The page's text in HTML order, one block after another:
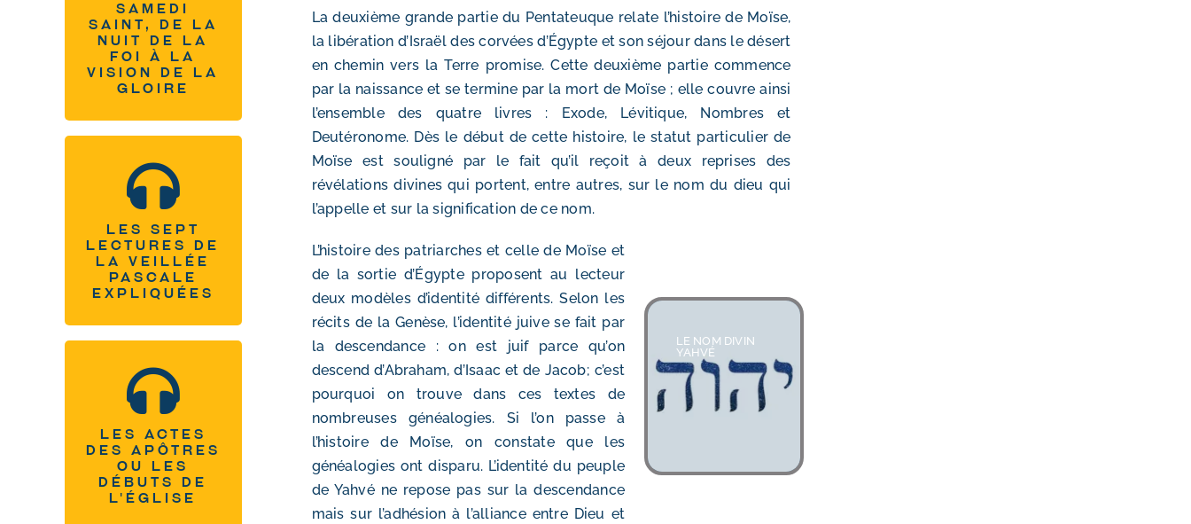
Samedi
saint, de la
nuit de la
foi à la
vision de la
gloire
vision de la gloire
Tous les podcasts
Les sept
lectures de
la veillée
pascale
expliquées
Les sept lectures de
la veillée pascale
expliquées
Tous les podcasts
Les Actes
des apôtres
ou les
débuts de
l'Église
Les Actes des
apôtres ou les
débuts de l’Église
Tous les podcasts
La deuxième grande partie du Pentateuque relate l’histoire de Moïse,
la libération d’Israël des corvées d’Égypte et son séjour dans le désert
en chemin vers la Terre promise. Cette deuxième partie commence
par la naissance et se termine par la mort de Moïse ; elle couvre ainsi
l’ensemble des quatre livres : Exode, Lévitique, Nombres et
Deutéronome. Dès le début de cette histoire, le statut particulier de
Moïse est souligné par le fait qu’il reçoit à deux reprises des
révélations divines qui portent, entre autres, sur le nom du dieu qui
l’appelle et sur la signification de ce nom.
L’histoire des patriarches et celle de Moïse et
de la sortie d’Égypte proposent au lecteur
deux modèles d’identité différents. Selon les
récits de la Genèse, l’identité juive se fait par
la descendance : on est juif parce qu’on
descend d’Abraham, d’Isaac et de Jacob; c’est
pourquoi on trouve dans ces textes de
nombreuses généalogies. Si l’on passe à
l’histoire de Moïse, on constate que les
généalogies ont disparu. L’identité du peuple
de Yahvé ne repose pas sur la descendance
mais sur l’adhésion à l’alliance entre Dieu et
LE NOM DIVIN
YAHVÉ